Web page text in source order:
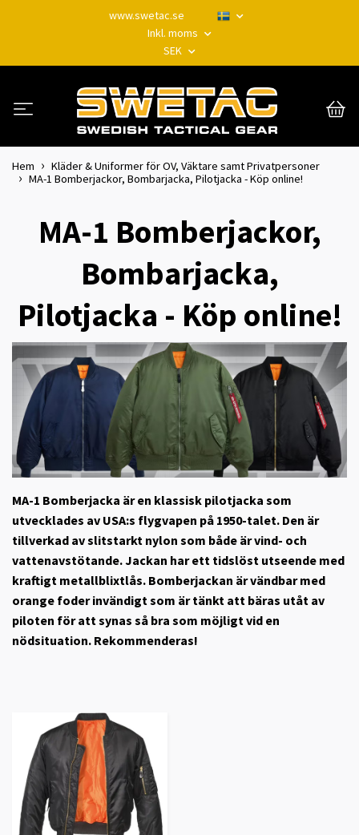
www.swetac.se
Inkl. moms
SEK
Hem
Kläder & Uniformer för OV, Väktare samt Privatpersoner
MA-1 Bomberjackor, Bombarjacka, Pilotjacka - Köp online!
MA-1 Bomberjackor,
Bombarjacka,
Pilotjacka - Köp online!
MA-1 Bomberjacka är en klassisk pilotjacka som
utvecklades av USA:s flygvapen på 1950-talet. Den är
tillverkad av slitstarkt nylon som både är vind- och
vattenavstötande. Jackan har ett tidslöst utseende med
kraftigt metallblixtlås. Bomberjackan är vändbar med
orange foder invändigt som är tänkt att bäras utåt av
piloten för att synas så bra som möjligt vid en
nödsituation. Rekommenderas!